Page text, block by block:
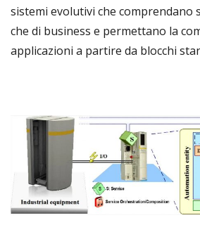
sistemi evolutivi che comprendano
che di business e permettano la
applicazioni a partire da blocchi